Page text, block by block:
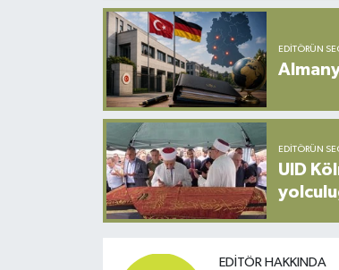
EDITÖRÜN
EDITÖRÜN
UID
EDITÖR HAKKINDA